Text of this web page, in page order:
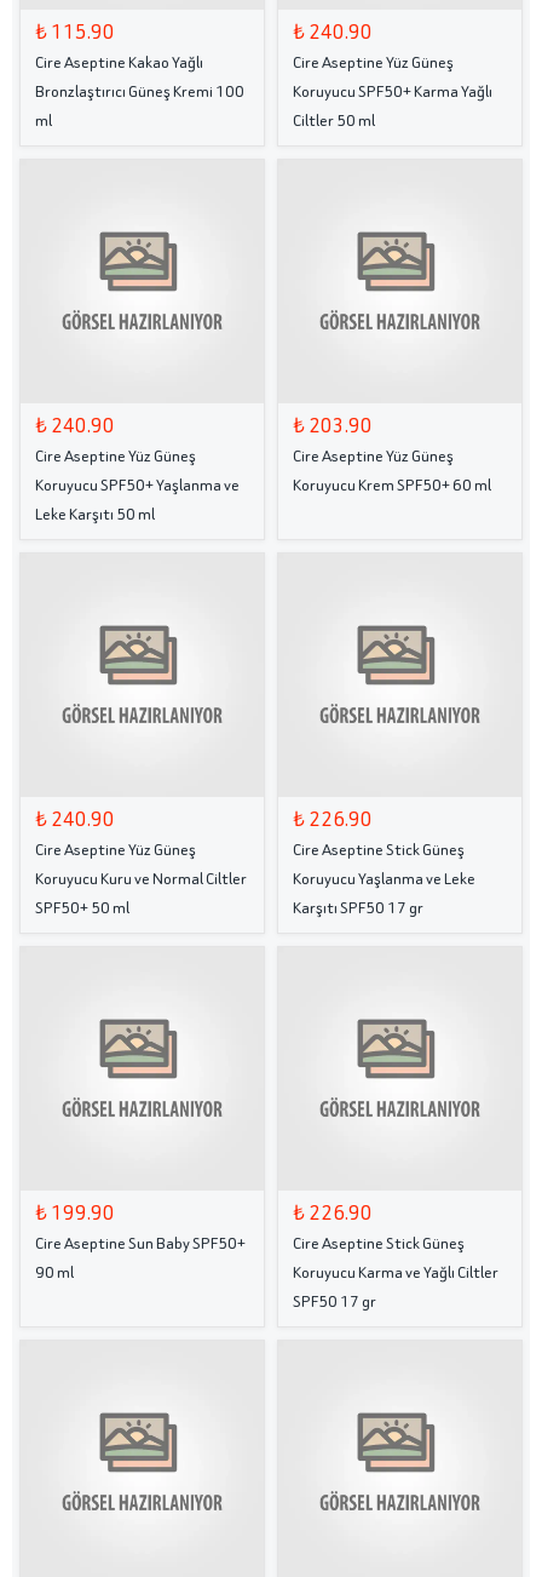
₺ 115.90
Cire Aseptine Kakao Yağlı
Bronzlaştırıcı Güneş Kremi 100
ml
₺ 240.90
Cire Aseptine Yüz Güneş
Koruyucu SPF50+ Karma Yağlı
Ciltler 50 ml
₺ 240.90
Cire Aseptine Yüz Güneş
Koruyucu SPF50+ Yaşlanma ve
Leke Karşıtı 50 ml
₺ 203.90
Cire Aseptine Yüz Güneş
Koruyucu Krem SPF50+ 60 ml
₺ 240.90
Cire Aseptine Yüz Güneş
Koruyucu Kuru ve Normal Ciltler
SPF50+ 50 ml
₺ 226.90
Cire Aseptine Stick Güneş
Koruyucu Yaşlanma ve Leke
Karşıtı SPF50 17 gr
₺ 199.90
Cire Aseptine Sun Baby SPF50+
90 ml
₺ 226.90
Cire Aseptine Stick Güneş
Koruyucu Karma ve Yağlı Ciltler
SPF50 17 gr